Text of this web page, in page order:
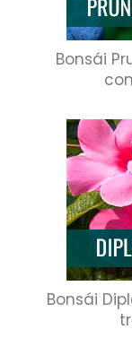
Bonsái
Bonsái